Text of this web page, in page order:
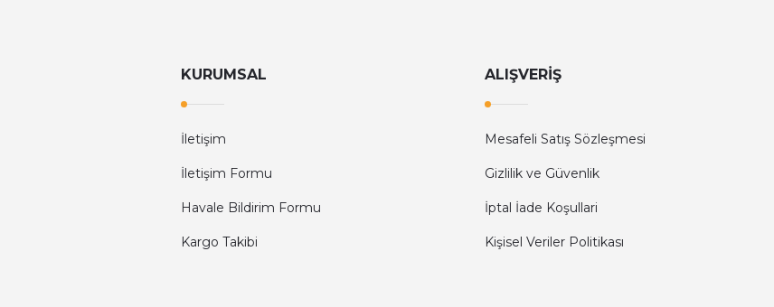
KURUMSAL
İletişim
İletişim Formu
Havale Bildirim Formu
Kargo Takibi
ALIŞVERİŞ
Mesafeli Satış Sözleşmesi
Gizlilik ve Güvenlik
İptal İade Koşullari
Kişisel Veriler Politikası